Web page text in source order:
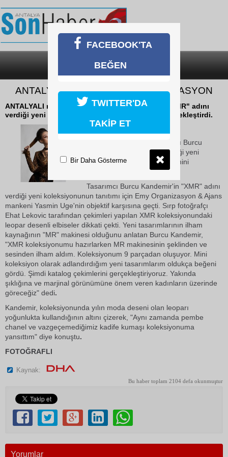
SON DAKİKA
ANTALYALI MODACIDAN YENİ KREASYON
ANTALYALI moda tasarımcısı Burcu Kandemir, "XMR" adını
verdiği yeni koleksiyonunun tanıtım çekimini gerçekleştirdi.
15 Aralık 2018 Cumartesi 11:03
ANTALYALI moda tasarımcısı Burcu
Kandemir, "XMR" adını verdiği yeni
koleksiyonunun tanıtım çekimini
Tasarımcı Burcu Kandemir'in "XMR" adını
verdiği yeni koleksiyonunun tanıtımı için Emy Organizasyon & Ajans
mankeni Yasmin Uge'nin objektif karşısına geçti. Sırp fotoğrafçı
Ehat Lekovic tarafından çekimleri yapılan XMR koleksiyonundaki
leopar desenli elbiseler dikkati çekti. Yeni tasarımlarının ilham
kaynağının "MR" makinesi olduğunu anlatan Burcu Kandemir,
"XMR koleksiyonumu hazırlarken MR makinesinin şeklinden ve
sesinden ilham aldım. Koleksiyonum 9 parçadan oluşuyor. Mini
koleksiyon olarak adlandırdığım yeni tasarımlarım oldukça beğeni
gördü. Şimdi katalog çekimlerini gerçekleştiriyoruz. Yakında
şıklığına ve marjinal görünümüne önem veren kadınların üzerinde
göreceğiz" dedi.
Kandemir, koleksiyonunda yılın moda deseni olan leoparı
yoğunlukta kullandığının altını çizerek, "Aynı zamanda pembe
chanel ve vazgeçemediğimiz kadife kumaşı koleksiyonuma
yansıttım" diye konuştu.
FOTOĞRAFLI
Kaynak:
Bu haber toplam 2104 defa okunmuştur
Yorumlar
FACEBOOK'TA
BEĞEN
TWITTER'DA
TAKİP ET
Bir Daha Gösterme